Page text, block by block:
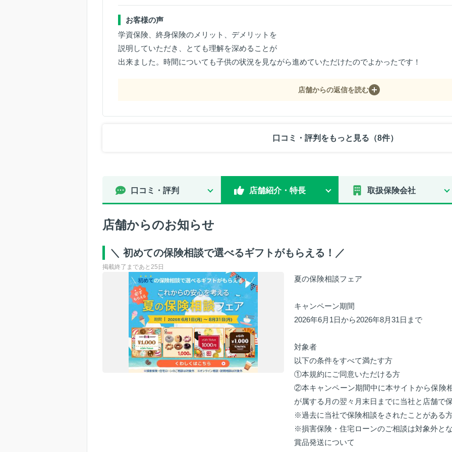
お客様の声
学資保険、終身保険のメリット、デメリットを
説明していただき、とても理解を深めることが
出来ました。時間についても子供の状況を見ながら進めていただけたのでよかったです！
店舗からの返信を読む
口コミ・評判をもっと見る（8件）
口コミ・評判 店舗紹介・特長 取扱保険会社
店舗からのお知らせ
＼ 初めての保険相談で選べるギフトがもらえる！／
掲載終了まであと25日
夏の保険相談フェア
キャンペーン期間
2026年6月1日から2026年8月31日まで
対象者
以下の条件をすべて満たす方
①本規約にご同意いただける方
②本キャンペーン期間中に本サイトから保険
が属する月の翌々月末日までに当社と店舗で
※過去に当社で保険相談をされたことがある
※損害保険・住宅ローンのご相談は対象外と
賞品発送について